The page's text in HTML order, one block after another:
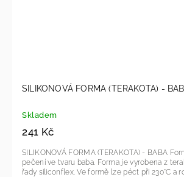
SILIKONOVÁ FORMA (TERAKOTA) -
Skladem
241 Kč
SILIKONOVÁ FORMA (TERAKOTA) - BABA Forma na dezerty a
pečení ve tvaru baba. Forma je vyrobena z terakotového silikonut
řady siliconflex. Ve formě lze péct při 230°C a rovněž zamrazovat